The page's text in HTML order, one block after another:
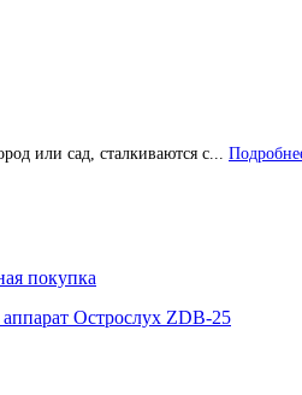
или сад, сталкиваются с...
покупка
Острослух ZDB-25